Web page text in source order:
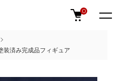
0
装済み完成品フィギュア